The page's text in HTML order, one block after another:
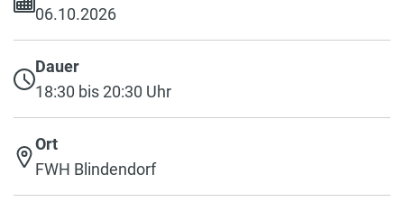
06.10.2026
Dauer
18:30 bis 20:30 Uhr
Ort
FWH Blindendorf